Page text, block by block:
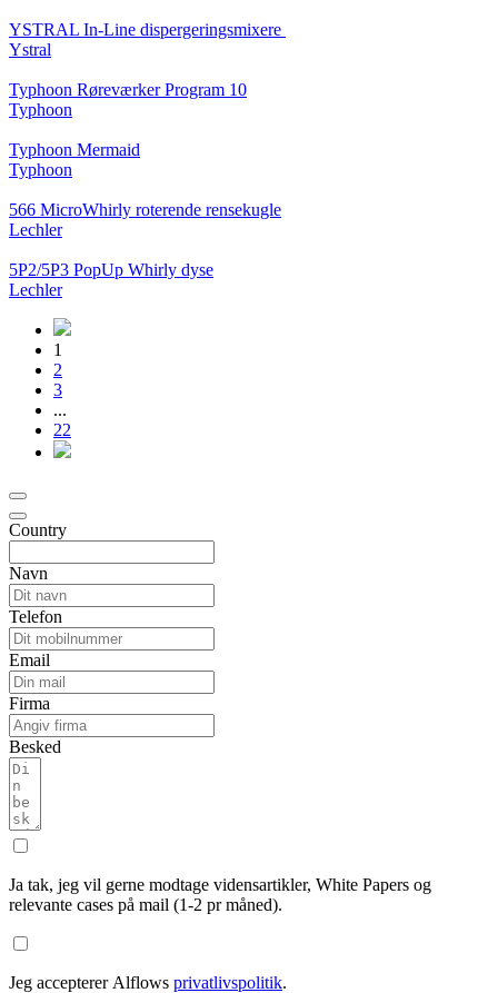
YSTRAL In-Line dispergeringsmixere ‍‍
Ystral
Typhoon Røreværker Program 10
Typhoon
Typhoon Mermaid
Typhoon
566 MicroWhirly roterende rensekugle
Lechler
5P2/5P3 PopUp Whirly dyse
Lechler
1
2
3
...
22
Country
Navn
Telefon
Email
Firma
Besked
Ja tak, jeg vil gerne modtage vidensartikler, White Papers og
relevante cases på mail (1-2 pr måned).
Jeg accepterer Alflows privatlivspolitik.